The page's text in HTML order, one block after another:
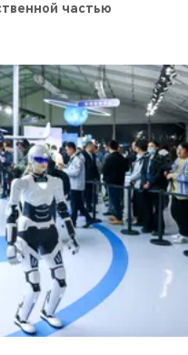
частью